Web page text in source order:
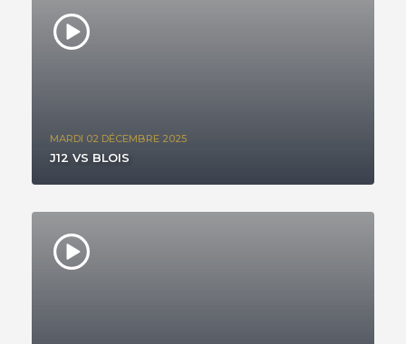
MARDI 02 DÉCEMBRE 2025
J12 VS BLOIS